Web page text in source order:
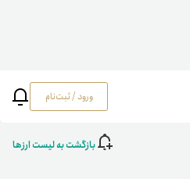
ورود / ثبت‌نام
بازگشت به لیست ارزها